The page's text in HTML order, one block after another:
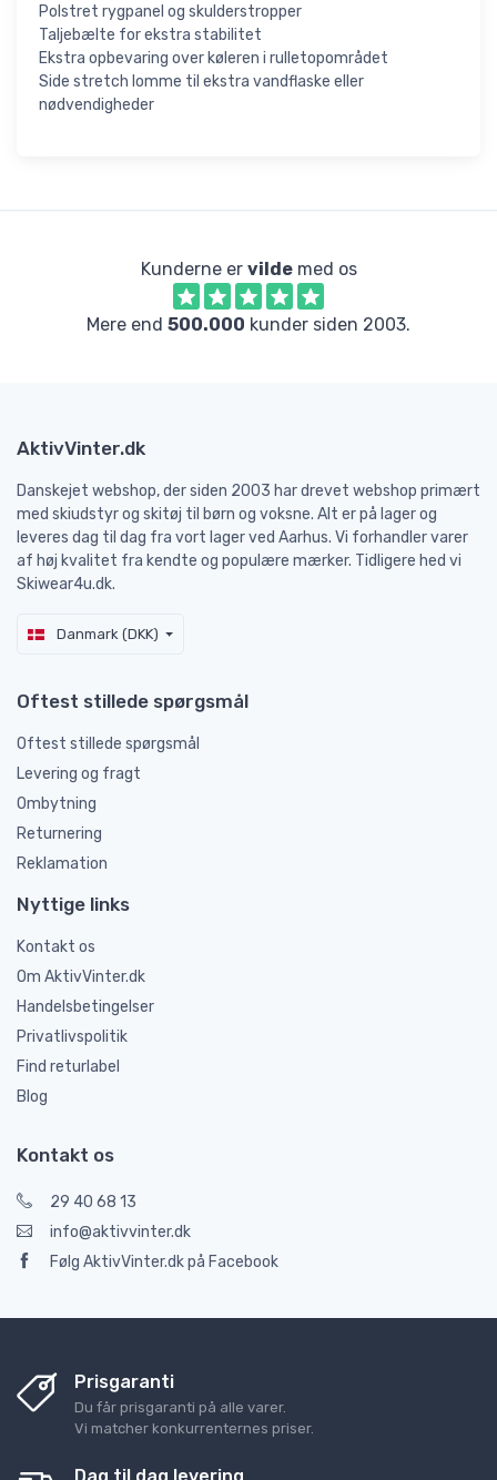
Polstret rygpanel og skulderstropper
Taljebælte for ekstra stabilitet
Ekstra opbevaring over køleren i rulletopområdet
Side stretch lomme til ekstra vandflaske eller
nødvendigheder
Kunderne er vildemed os
Mere end 500.000 kunder siden 2003.
AktivVinter.dk
Danskejet webshop, der siden 2003 har drevet webshop primært
med skiudstyr og skitøj til børn og voksne. Alt er på lager og
leveres dag til dag fra vort lager ved Aarhus. Vi forhandler varer
af høj kvalitet fra kendte og populære mærker. Tidligere hed vi
Skiwear4u.dk.
Danmark (DKK)
Oftest stillede spørgsmål
Oftest stillede spørgsmål
Levering og fragt
Ombytning
Returnering
Reklamation
Nyttige links
Kontakt os
Om AktivVinter.dk
Handelsbetingelser
Privatlivspolitik
Find returlabel
Blog
Kontakt os
29 40 68 13
info@aktivvinter.dk
Følg AktivVinter.dk på Facebook
Prisgaranti
Du får prisgaranti på alle varer.
Vi matcher konkurrenternes priser.
Dag til dag levering